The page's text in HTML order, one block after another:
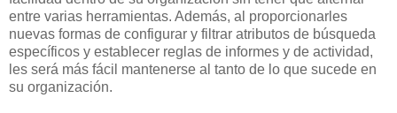
entre varias herramientas. Además, al proporcionarles
nuevas formas de configurar y filtrar atributos de búsqueda
específicos y establecer reglas de informes y de actividad,
les será más fácil mantenerse al tanto de lo que sucede en
su organización.